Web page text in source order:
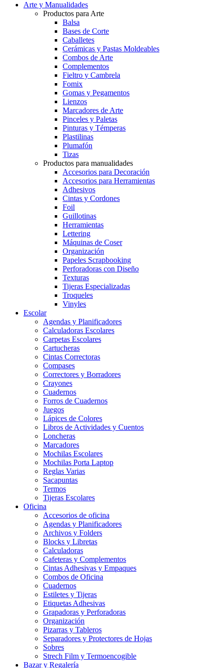
Arte y Manualidades
Productos para Arte
Balsa
Bases de Corte
Caballetes
Cerámicas y Pastas Moldeables
Combos de Arte
Complementos
Fieltro y Cambrela
Fomix
Gomas y Pegamentos
Lienzos
Marcadores de Arte
Pinceles y Paletas
Pinturas y Témperas
Plastilinas
Plumafón
Tizas
Productos para manualidades
Accesorios para Decoración
Accesorios para Herramientas
Adhesivos
Cintas y Cordones
Foil
Guillotinas
Herramientas
Lettering
Máquinas de Coser
Organización
Papeles Scrapbooking
Perforadoras con Diseño
Texturas
Tijeras Especializadas
Troqueles
Vinyles
Escolar
Agendas y Planificadores
Calculadoras Escolares
Carpetas Escolares
Cartucheras
Cintas Correctoras
Compases
Correctores y Borradores
Crayones
Cuadernos
Forros de Cuadernos
Juegos
Lápices de Colores
Libros de Actividades y Cuentos
Loncheras
Marcadores
Mochilas Escolares
Mochilas Porta Laptop
Reglas Varias
Sacapuntas
Termos
Tijeras Escolares
Oficina
Accesorios de oficina
Agendas y Planificadores
Archivos y Folders
Blocks y Libretas
Calculadoras
Cafeteras y Complementos
Cintas Adhesivas y Empaques
Combos de Oficina
Cuadernos
Estiletes y Tijeras
Etiquetas Adhesivas
Grapadoras y Perforadoras
Organización
Pizarras y Tableros
Separadores y Protectores de Hojas
Sobres
Strech Film y Termoencogible
Bazar y Regalería